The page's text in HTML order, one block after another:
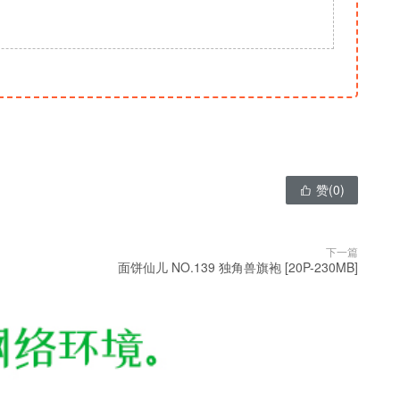
 赞(0)
下一篇
面饼仙儿 NO.139 独角兽旗袍 [20P-230MB]